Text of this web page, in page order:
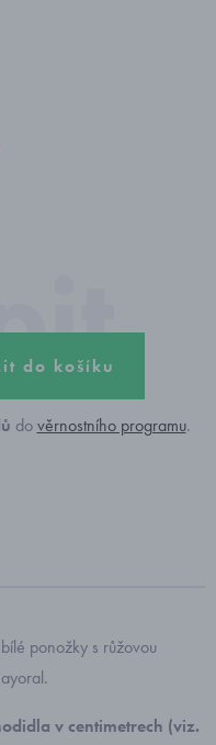
do košíku
dověrnostního programu.
ponožky s růžovou
v centimetrech (viz.